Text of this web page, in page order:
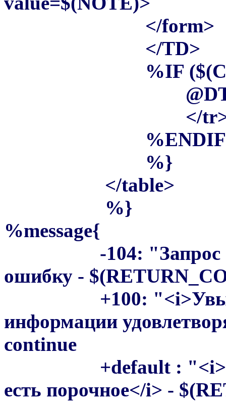
</form>
</TD>
%IF
</
%ENDIF
%}
</table>
%}
%message{
-104: "Запрос
ошибку -
+100: "<i>Увы. На
информации
continue
+default : "<i>Увы.
есть порочное</i> -